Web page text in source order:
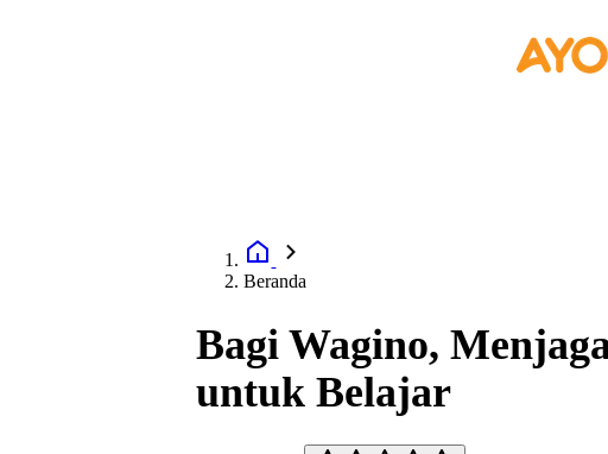
Beranda
Bagi Wagino,
untuk Belajar